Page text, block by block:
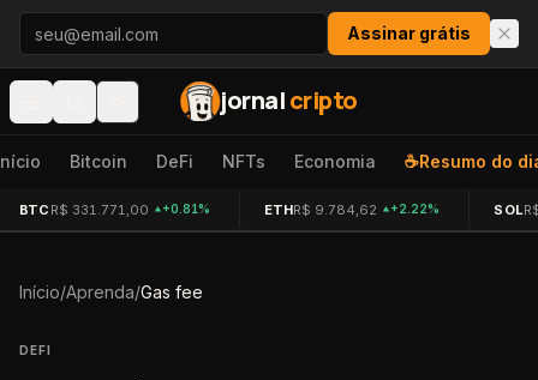
Pular para o conteúdo
Assinar grátis
jornalcripto
Bitcoin DeFi NFTs Economia ☕Resumo do
BTC R$ 331.771,00 +0.81% ETHR$ 9.784,62 +2.22% SOL
Início/Aprenda/Gas fee
DEFI